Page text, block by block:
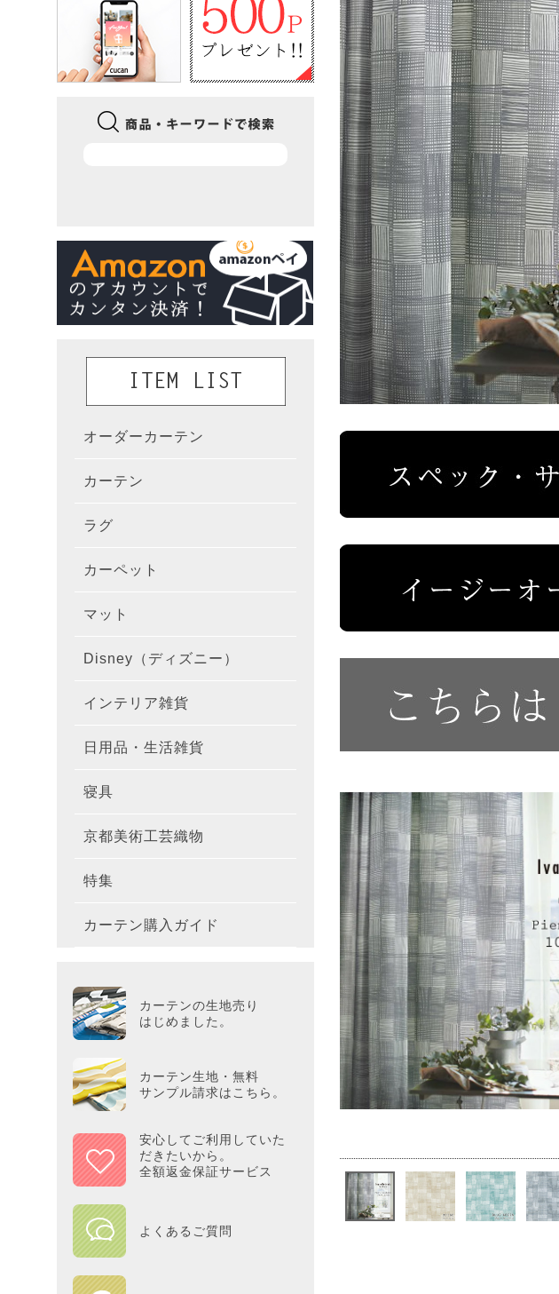
オーダーカーテン かんたん！オーダー注文へ
カーテンサイズの測り方
NEXTHOME
カーテン 既製カーテン
100×178cm（遮光カーテン）
100×135cm（厚地カーテン）
100×198cm(レースカーテン)
防炎カーテン
遮熱レースカーテン
防炎レースカーテン
カーテンをテイストで選ぶ
花・植物柄(厚地カーテン)
無地・無地調(厚地カーテン)
花・植物柄(レースカーテン)
無地・無地調(レースカーテン)
colne
防炎
カーテンデザイン一覧
既成カーテンサイズの選び方
ラグ
200×250cm程度
100×100cm（円形）
150×150cm（円形）
200×200cm（円形）
その他のサイズ
防ダニラグ
消臭ラグ
洗えるラグ
滑り止め加工ラグ
冷感・涼感ラグ
吸湿・発熱ラグ
ラグのお手入れ方法
カーペット
261×352cm（江戸間6畳）
352×352cm（江戸間8畳）
191×191cm（本間2畳）
191×286cm（本間3畳）
286×286cm（本間4.5畳）
286×382cm（本間6畳）
カーペットの選び方講座
カーペットのお手入れ方法
カーペットデザイン一覧
マット
約50×80cm
約55×85cm
約60×90cm
約70×120cm
円形・変形サイズ
キッチンマット
約45×60cm
約45×120cm
約45×180cm
約45×240cm
約45×270cm
マットを機能で選ぶ
洗えるマット
滑り止め加工
マットのお手入れ方法
マットデザイン一覧
Disney（ディズニー） オーダーカーテン
カーテン
ラグ
マット
雑貨
キャラクターで選ぶ
ミッキー／MICKEY
プー／POOH
アリス／ALICE
ディズニープリンセス／
プレミアムコレクション
インテリア雑貨 クッションカバー
スリッパ
トイレタリー
布・生地
日用品・生活雑貨 キッチン収納・ラック
キッチン小物
リビング用品
玄関用品
バス・トイレ・ランドリー
シリーズで選ぶ
Tower タワー
Tosca トスカ
KINTO キントー
寝具 布団カバー
敷きパッド
京都美術工芸織物 風呂敷
テーブルセンター
革小物
特集 北欧インテリア特集
colne
MOOMIN（ムーミン）
PEANUTS（ピーナッツ）
Saana ja Olli（サーナヤオッリ
Disney（ディズニー）
ずっと使えるプロジェクト
MILK HOME（ミルクホーム）
カーテン購入ガイド カーテンサイズの測り方
カーテンサイズの選び方
カーテンの形状記憶加工
遮光カーテンとは？
ミラーレースカーテンとは？
カーテンの生地売り
はじめました。
カーテン生地・無料
サンプル請求はこちら。
安心してご利用していた
だきたいから。
全額返金保証サービス
よくあるご質問